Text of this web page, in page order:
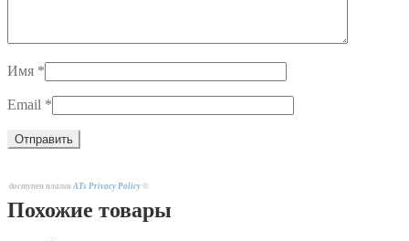
Имя *
Email *
доступен плагин ATs Privacy Policy ©
Похожие товары